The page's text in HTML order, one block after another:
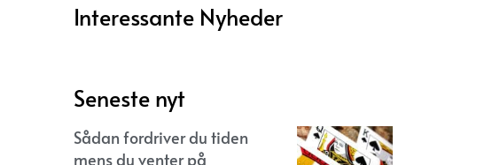
Interessante Nyheder
Seneste nyt
Sådan fordriver du tiden
mens du venter på